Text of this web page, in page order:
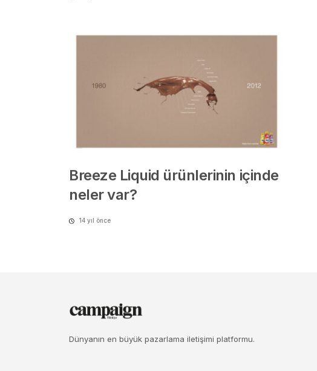
Breeze Liquid ürünlerinin içinde
neler var?
14 yıl önce
Dünyanın en büyük pazarlama iletişimi platformu.